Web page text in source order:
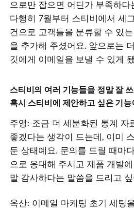
으로만 잡으면 어딘가 부족하다
다행히 7월부터 스티비에서 세
건으로 고객들을 분류할 수 있는
을 추가해 주셨어요. 앞으로는
깃에게 이메일을 보낼 수 있게
스티비의 여러 기능들을 정말 잘
혹시 스티비에 제안하고 싶은 기능
주영: 조금 더 세분화된 통계 자
좋겠다는 생각이 드는데, 이미
둔 상태예요. 문의를 드릴 때마
으로 응대해 주시고 제품 개발
말 감사하다는 말씀을 드리고
옥산: 이메일 마케팅 초기 세팅